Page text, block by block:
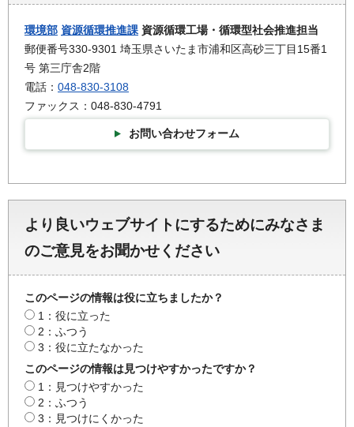
環境部 資源循環推進課 資源循環工場・循環型社会推進担当
郵便番号330-9301 埼玉県さいたま市浦和区高砂三丁目15番1
号 第三庁舎2階
電話： 048-830-3108
ファックス：048-830-4791
お問い合わせフォーム
より良いウェブサイトにするためにみなさま
のご意見をお聞かせください
このページの情報は役に立ちましたか？
1：役に立った
2：ふつう
3：役に立たなかった
このページの情報は見つけやすかったですか？
1：見つけやすかった
2：ふつう
3：見つけにくかった